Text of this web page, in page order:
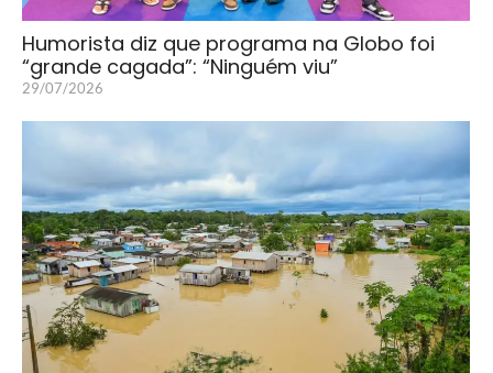
Humorista diz que programa na Globo foi
“grande cagada”: “Ninguém viu”
29/07/2026